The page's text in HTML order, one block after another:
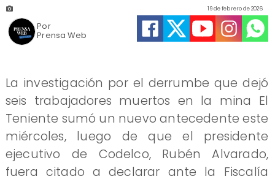
Prensa Web
19 de febrero de 2026
Por
La investigación por el derrumbe que dejó
seis trabajadores muertos en la mina El
Teniente sumó un nuevo antecedente este
miércoles, luego de que el presidente
ejecutivo de Codelco, Rubén Alvarado,
fuera citado a declarar ante la Fiscalía